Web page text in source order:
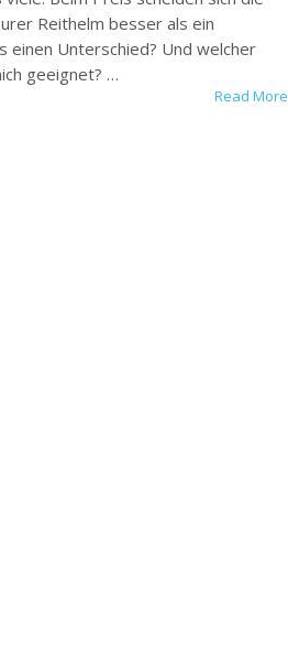
Reithelm besser als ein
einen Unterschied? Und welcher
geeignet? …
Read More